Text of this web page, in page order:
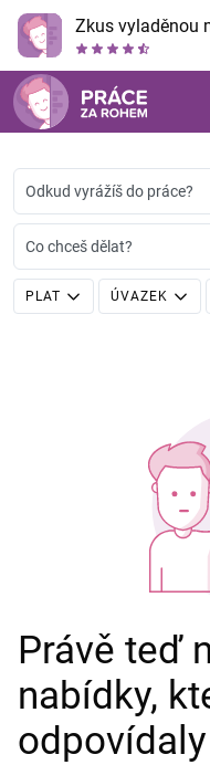
Zkus vyladěnou
Odkud vyrážíš do práce?
Co chceš dělat?
PLAT ÚVAZEK
Právě teď
nabídky,